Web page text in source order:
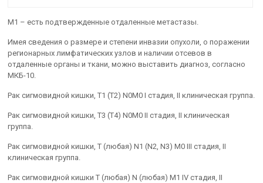
М1 – есть подтвержденные отдаленные метастазы.
Имея сведения о размере и степени инвазии опухоли, о поражении
регионарных лимфатических узлов и наличии отсевов в
отдаленные органы и ткани, можно выставить диагноз, согласно
МКБ-10.
Рак сигмовидной кишки, T1 (Т2) N0M0 I стадия, II клиническая группа.
Рак сигмовидной кишки, T3 (Т4) N0M0 II стадия, II клиническая
группа.
Рак сигмовидной кишки, T (любая) N1 (N2, N3) M0 III стадия, II
клиническая группа.
Рак сигмовидной кишки Т (любая) N (любая) M1 IV стадия, II